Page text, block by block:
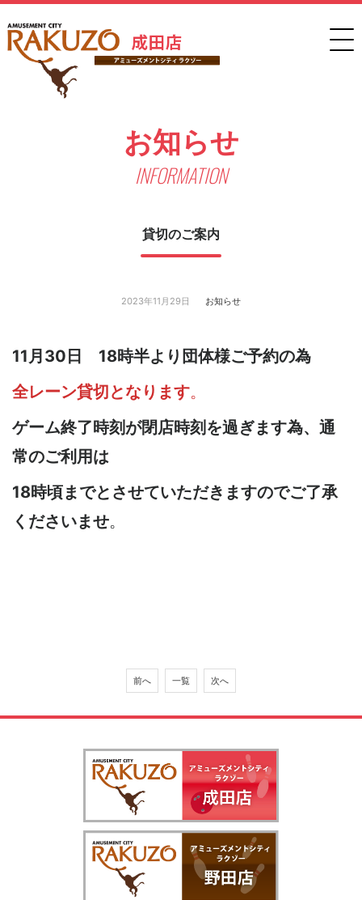
お知らせ
INFORMATION
貸切のご案内
2023年11月29日 お知らせ
11月30日 18時半より団体様ご予約の為
全レーン貸切となります。
ゲーム終了時刻が閉店時刻を過ぎます為、通
常のご利用は
18時頃までとさせていただきますのでご了承
くださいませ。
前へ 一覧 次へ